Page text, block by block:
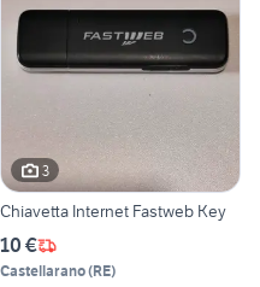
3
Chiavetta Internet Fastweb Key
10 €
Castellarano(RE)